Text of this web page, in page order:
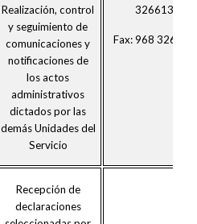
Realización, control
y seguimiento de
comunicaciones y
notificaciones de
los actos
administrativos
dictados por las
demás Unidades del
Servicio
326613
Fax: 968 326616
Recepción de
declaraciones